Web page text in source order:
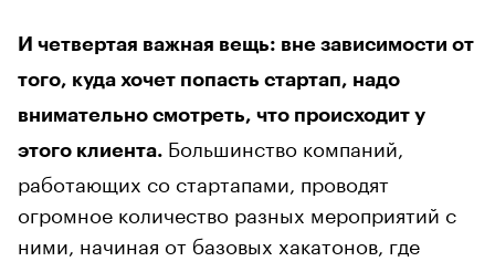
И четвертая важная вещь: вне зависимости от
того, куда хочет попасть стартап, надо
внимательно смотреть, что происходит у
этого клиента. Большинство компаний,
работающих со стартапами, проводят
огромное количество разных мероприятий с
ними, начиная от базовых хакатонов, где